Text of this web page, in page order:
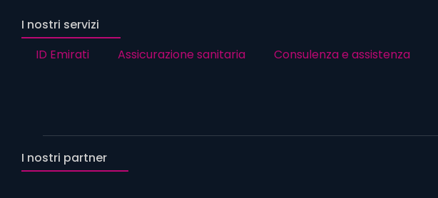
I nostri servizi
ID Emirati
Assicurazione sanitaria Consulenza e assistenza
I nostri partner